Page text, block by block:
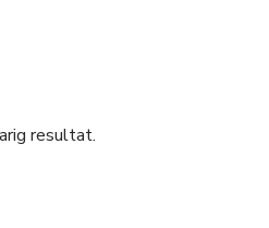
resultat.